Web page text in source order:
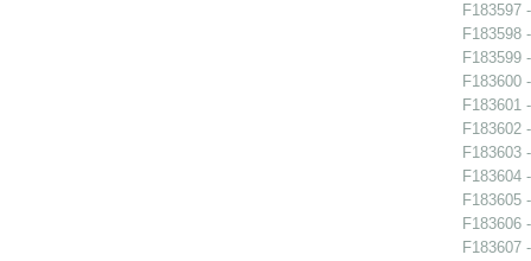
F183597
F183598
F183599
F183600
F183601
F183602
F183603
F183604
F183605
F183606
F183607